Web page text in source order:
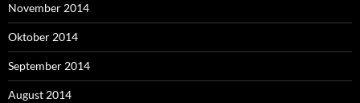
November 2014
Oktober 2014
September 2014
August 2014